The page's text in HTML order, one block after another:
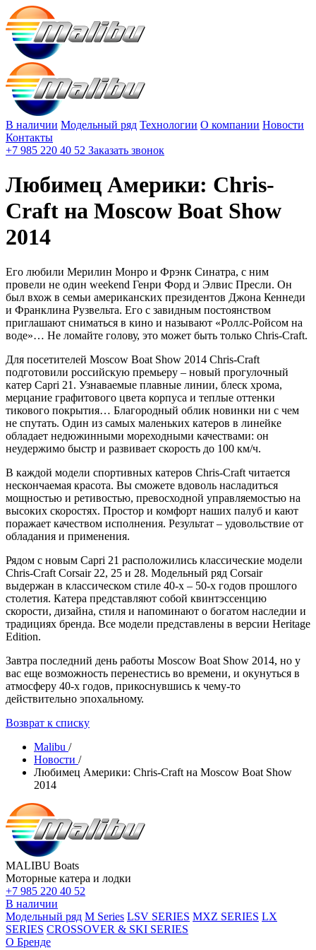
В наличии Модельный ряд Технологии О компании Новости
Контакты
+7 985 220 40 52 Заказать звонок
Любимец Америки: Сhris-
Craft на Moscow Boat Show
2014
Его любили Мерилин Монро и Фрэнк Синатра, с ним
провели не один weekend Генри Форд и Элвис Пресли. Он
был вхож в семьи американских президентов Джона Кеннеди
и Франклина Рузвельта. Его с завидным постоянством
приглашают сниматься в кино и называют «Роллс-Ройсом на
воде»… Не ломайте голову, это может быть только Chris-Craft.
Для посетителей Moscow Boat Show 2014 Chris-Craft
подготовили российскую премьеру – новый прогулочный
катер Capri 21. Узнаваемые плавные линии, блеск хрома,
мерцание графитового цвета корпуса и теплые оттенки
тикового покрытия… Благородный облик новинки ни с чем
не спутать. Один из самых маленьких катеров в линейке
обладает недюжинными мореходными качествами: он
неудержимо быстр и развивает скорость до 100 км/ч.
В каждой модели спортивных катеров Chris-Craft читается
нескончаемая красота. Вы сможете вдоволь насладиться
мощностью и ретивостью, превосходной управляемостью на
высоких скоростях. Простор и комфорт наших палуб и кают
поражает качеством исполнения. Результат – удовольствие от
обладания и применения.
Рядом с новым Capri 21 расположились классические модели
Chris-Craft Corsair 22, 25 и 28. Модельный ряд Corsair
выдержан в классическом стиле 40-х – 50-х годов прошлого
столетия. Катера представляют собой квинтэссенцию
скорости, дизайна, стиля и напоминают о богатом наследии и
традициях бренда. Все модели представлены в версии Heritage
Edition.
Завтра последний день работы Moscow Boat Show 2014, но у
вас еще возможность перенестись во времени, и окунуться в
атмосферу 40-x годов, прикоснувшись к чему-то
действительно эпохальному.
Возврат к списку
Malibu /
Новости /
Любимец Америки: Сhris-Craft на Moscow Boat Show
2014
MALIBU Boats
Моторные катера и лодки
+7 985 220 40 52
В наличии
Модельный ряд M Series LSV SERIES MXZ SERIES LX
SERIES CROSSOVER & SKI SERIES
О Бренде